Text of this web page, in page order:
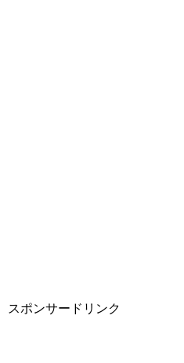
スポンサードリンク